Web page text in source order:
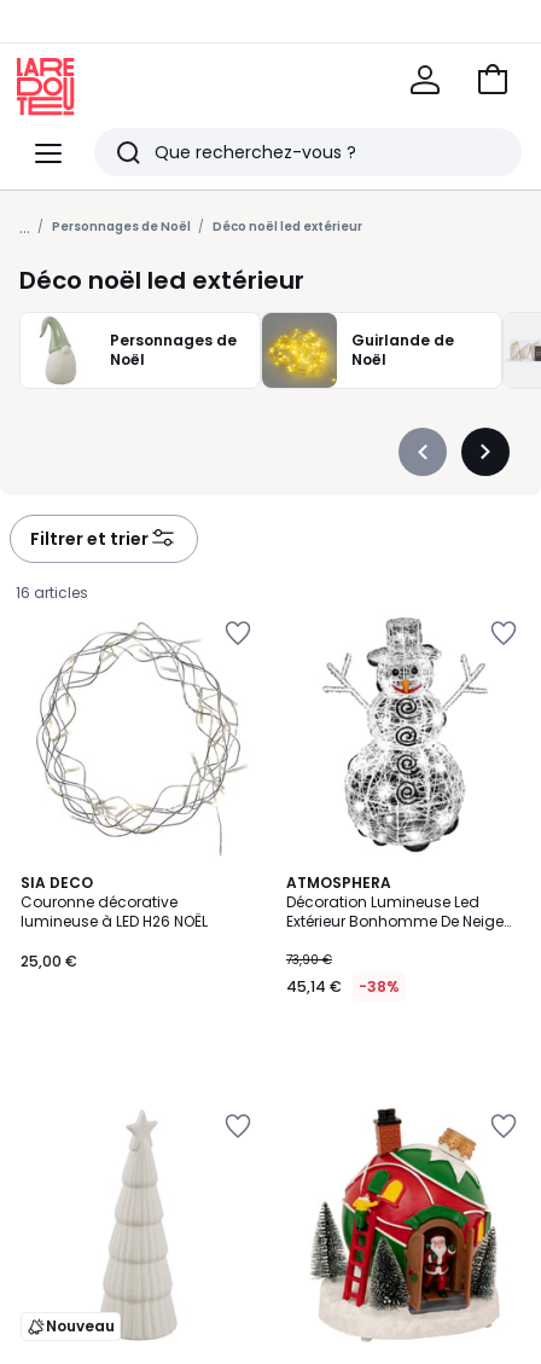
Menu
Redoute
Rechercher
Derniers
articles
vus
Voir
... Personnages de Noël Déco noël led extérieur
Déco noël led extérieur
Personnages de
Noël
Guirlande de
Noël
Précédent
Filtrer et trier
16 articles
SIA DECO
Couronne décorative
lumineuse à LED H26 NOËL
€.
25,00 €
ATMOSPHERA
Décoration Lumineuse Led
Extérieur Bonhomme De Neige
73,90 €
45,14 € -38%
Nouveau